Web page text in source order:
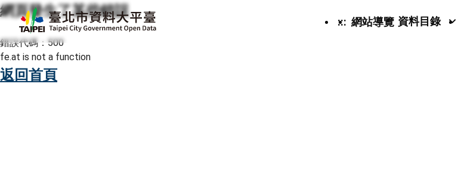
跳至主要內容
臺北市資料大平臺
::: 網站導覽 資料目錄
網頁發生了某些錯誤
錯誤代碼：500
fe.at is not a function
返回首頁